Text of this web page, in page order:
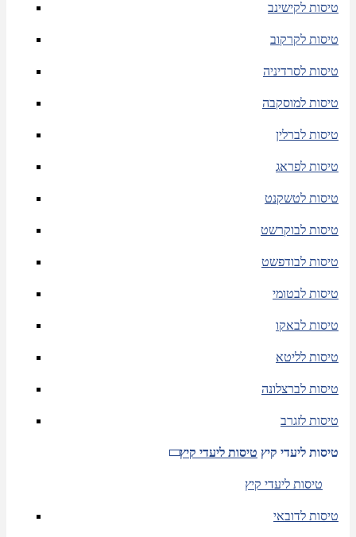
טיסות לקישינב
טיסות לקרקוב
טיסות לסרדיניה
טיסות למוסקבה
טיסות לברלין
טיסות לפראג
טיסות לטשקנט
טיסות לבוקרשט
טיסות לבודפשט
טיסות לבטומי
טיסות לבאקו
טיסות לליטא
טיסות לברצלונה
טיסות לזגרב
טיסות ליעדי קיץ טיסות ליעדי קיץ
טיסות ליעדי קיץ
טיסות לדובאי